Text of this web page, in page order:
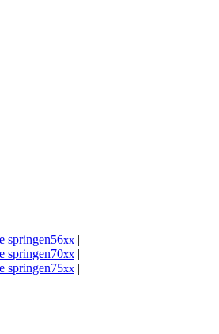
56xx |
70xx |
75xx |